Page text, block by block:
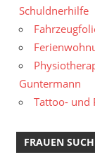
Schuldnerhilfe
Guntermann
Tattoo- und
FRAUEN